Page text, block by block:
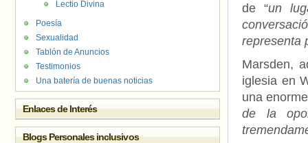
de “un
representa
Marsden,
iglesia en
una
de la
Lectio Divina
Poesía
Sexualidad
Tablón de Anuncios
Testimonios
Una batería de buenas noticias
Enlaces de Interés
Blogs Personales inclusivos